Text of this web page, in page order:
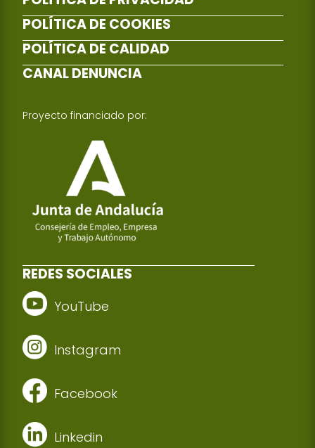
POLÍTICA DE COOKIES
POLÍTICA DE CALIDAD
CANAL DENUNCIA
Proyecto financiado por:
REDES SOCIALES
YouTube
Instagram
Facebook
Linkedin